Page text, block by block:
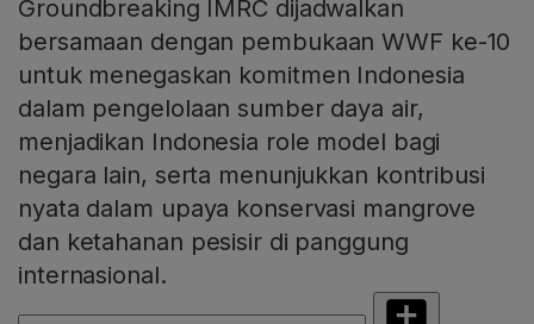
Groundbreaking IMRC dijadwalkan
bersamaan dengan pembukaan WWF ke-10
untuk menegaskan komitmen Indonesia
dalam pengelolaan sumber daya air,
menjadikan Indonesia role model bagi
negara lain, serta menunjukkan kontribusi
nyata dalam upaya konservasi mangrove
dan ketahanan pesisir di panggung
internasional.